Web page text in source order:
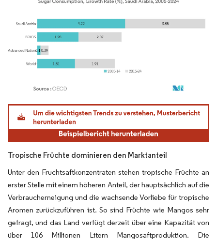
Bild © Mordor Intelligence. Wiederverwendung erfordert Namensnennung gemäß
Tropische Früchte dominieren den Marktanteil
Unter den Fruchtsaftkonzentraten stehen tropische Früchte an
erster Stelle mit einem höheren Anteil, der hauptsächlich auf die
Verbraucherneigung und die wachsende Vorliebe für tropische
Aromen zurückzuführen ist. So sind Früchte wie Mangos sehr
gefragt, und das Land verfügt derzeit über eine Kapazität von
über 106 Millionen Litern Mangosaftproduktion. Die